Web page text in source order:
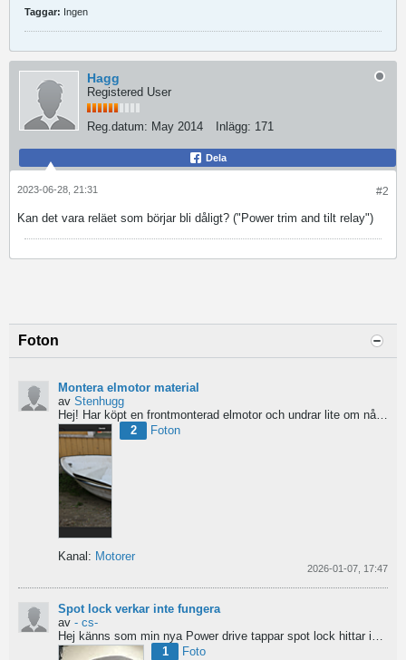
Taggar: Ingen
Hagg
Registered User
Reg.datum: May 2014 Inlägg: 171
Dela
#2
2023-06-28, 21:31
Kan det vara reläet som börjar bli dåligt? ("Power trim and tilt relay")
Foton
Montera elmotor material
av Stenhugg
Hej! Har köpt en frontmonterad elmotor och undrar lite om nån har någon tips hur man ska börja bygga...
2
Foton
Kanal: Motorer
2026-01-07, 17:47
Spot lock verkar inte fungera
av - cs-
Hej känns som min nya Power drive tappar spot lock hittar inga manualer eller tips...
1
Foto